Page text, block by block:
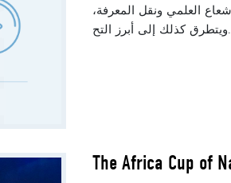
العلمي ونقل المعرفة،
التح...
The Africa Cup of